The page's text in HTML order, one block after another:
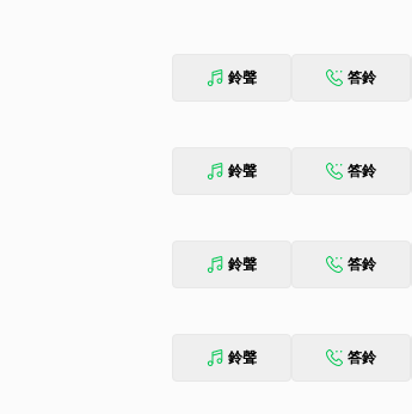
鈴聲 答鈴
鈴聲 答鈴
鈴聲 答鈴
鈴聲 答鈴